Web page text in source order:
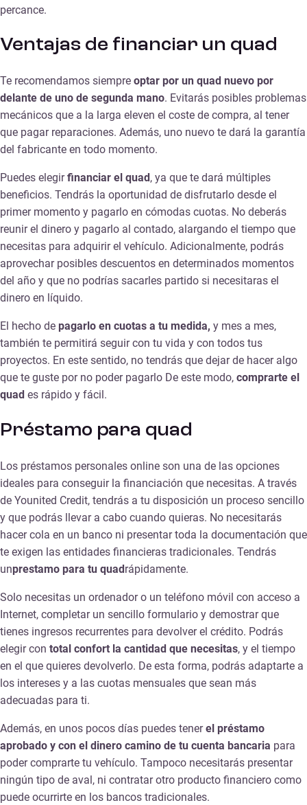
percance.
Ventajas de financiar un quad
Te recomendamos siempre optar por un quad nuevo por
delante de uno de segunda mano. Evitarás posibles problemas
mecánicos que a la larga eleven el coste de compra, al tener
que pagar reparaciones. Además, uno nuevo te dará la garantía
del fabricante en todo momento.
Puedes elegir financiar el quad , ya que te dará múltiples
beneficios. Tendrás la oportunidad de disfrutarlo desde el
primer momento y pagarlo en cómodas cuotas. No deberás
reunir el dinero y pagarlo al contado, alargando el tiempo que
necesitas para adquirir el vehículo. Adicionalmente, podrás
aprovechar posibles descuentos en determinados momentos
del año y que no podrías sacarles partido si necesitaras el
dinero en líquido.
El hecho de pagarlo en cuotas a tu medida, y mes a mes,
también te permitirá seguir con tu vida y con todos tus
proyectos. En este sentido, no tendrás que dejar de hacer algo
que te guste por no poder pagarlo De este modo, comprarte el
quad es rápido y fácil.
Préstamo para quad
Los préstamos personales online son una de las opciones
ideales para conseguir la financiación que necesitas. A través
de Younited Credit, tendrás a tu disposición un proceso sencillo
y que podrás llevar a cabo cuando quieras. No necesitarás
hacer cola en un banco ni presentar toda la documentación que
te exigen las entidades financieras tradicionales. Tendrás
unprestamo para tu quadrápidamente.
Solo necesitas un ordenador o un teléfono móvil con acceso a
Internet, completar un sencillo formulario y demostrar que
tienes ingresos recurrentes para devolver el crédito. Podrás
elegir con total confort la cantidad que necesitas, y el tiempo
en el que quieres devolverlo. De esta forma, podrás adaptarte a
los intereses y a las cuotas mensuales que sean más
adecuadas para ti.
Además, en unos pocos días puedes tener el préstamo
aprobado y con el dinero camino de tu cuenta bancaria para
poder comprarte tu vehículo. Tampoco necesitarás presentar
ningún tipo de aval, ni contratar otro producto financiero como
puede ocurrirte en los bancos tradicionales.